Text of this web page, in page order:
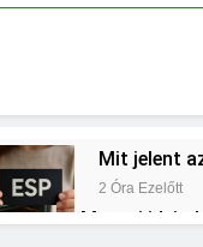
Mit jelent
2 Óra Ezelőtt
Mennyi ideig